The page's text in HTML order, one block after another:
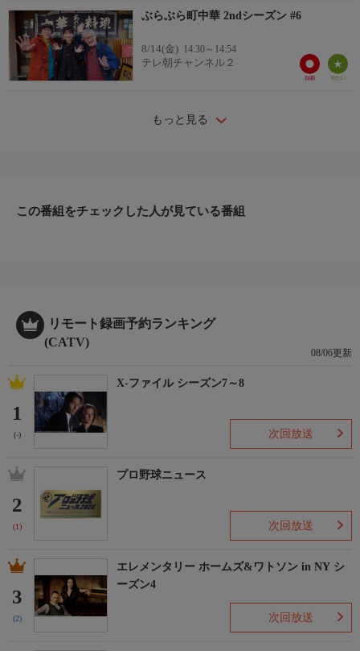
ぶらぶら町中華 2ndシーズン #6
8/14(金) 14:30～14:54
テレ朝チャンネル２
もっと見る
この番組をチェックした人が見ている番組
リモート録画予約ランキング
(CATV)
08/06更新
1
(-)
X-ファイル シーズン7～8
次回放送
2
(1)
プロ野球ニュース
次回放送
3
(2)
エレメンタリー ホームズ&ワトソン in NY シ
ーズン4
次回放送